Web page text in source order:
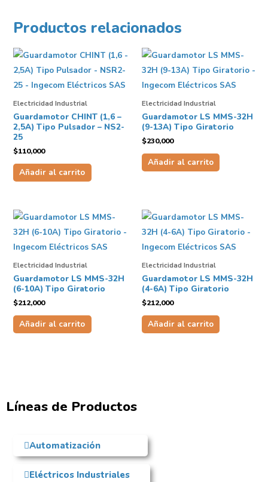
Productos relacionados
Electricidad Industrial
Guardamotor CHINT (1,6 –
2,5A) Tipo Pulsador – NS2-
25
$110,000
Añadir al carrito
Electricidad Industrial
Guardamotor LS MMS-32H
(9-13A) Tipo Giratorio
$230,000
Añadir al carrito
Electricidad Industrial
Guardamotor LS MMS-32H
(6-10A) Tipo Giratorio
$212,000
Añadir al carrito
Electricidad Industrial
Guardamotor LS MMS-32H
(4-6A) Tipo Giratorio
$212,000
Añadir al carrito
Líneas de Productos
Automatización
Eléctricos Industriales